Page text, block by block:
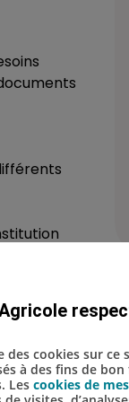
des cookies sur ce
à des fins de
Les cookies de